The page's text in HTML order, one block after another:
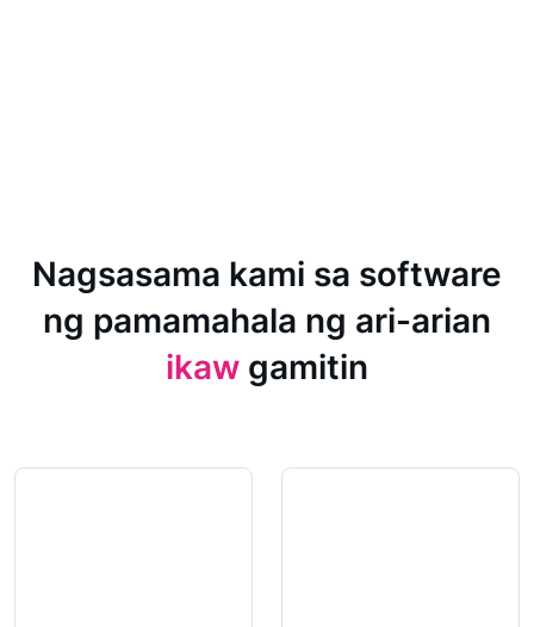
Nagsasama kami sa software
ng pamamahala ng ari-arian
ikaw gamitin